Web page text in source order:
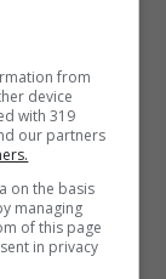
se il
uno
di
from
device
with 319
our partners
on the basis
managing
of this page
in privacy